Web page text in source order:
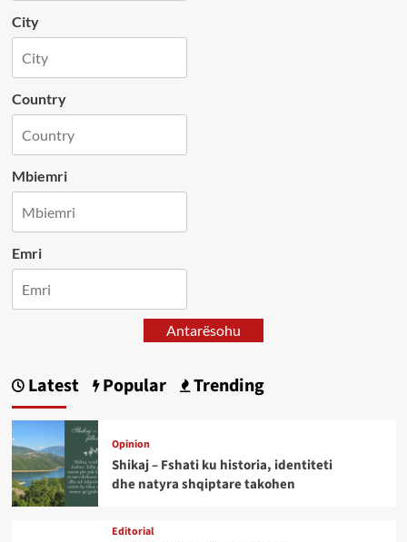
City
Country
Mbiemri
Emri
Antarësohu
Latest Popular Trending
Opinion
Shikaj – Fshati ku historia, identiteti
dhe natyra shqiptare takohen
Editorial